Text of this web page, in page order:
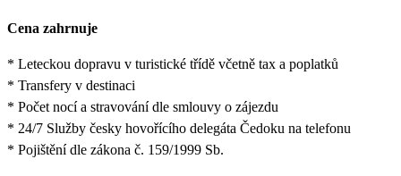
Cena zahrnuje
* Leteckou dopravu v turistické třídě včetně tax a poplatků
* Transfery v destinaci
* Počet nocí a stravování dle smlouvy o zájezdu
* 24/7 Služby česky hovořícího delegáta Čedoku na telefonu
* Pojištění dle zákona č. 159/1999 Sb.